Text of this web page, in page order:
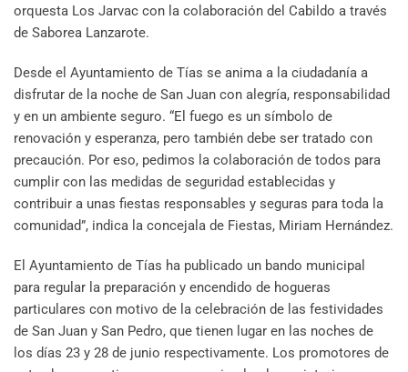
orquesta Los Jarvac con la colaboración del Cabildo a través
de Saborea Lanzarote.
Desde el Ayuntamiento de Tías se anima a la ciudadanía a
disfrutar de la noche de San Juan con alegría, responsabilidad
y en un ambiente seguro. “El fuego es un símbolo de
renovación y esperanza, pero también debe ser tratado con
precaución. Por eso, pedimos la colaboración de todos para
cumplir con las medidas de seguridad establecidas y
contribuir a unas fiestas responsables y seguras para toda la
comunidad”, indica la concejala de Fiestas, Miriam Hernández.
El Ayuntamiento de Tías ha publicado un bando municipal
para regular la preparación y encendido de hogueras
particulares con motivo de la celebración de las festividades
de San Juan y San Pedro, que tienen lugar en las noches de
los días 23 y 28 de junio respectivamente. Los promotores de